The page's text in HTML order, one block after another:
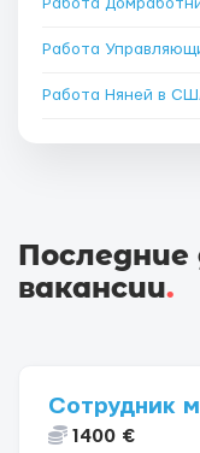
Работа
Работа
Работа Няней в
Последние
вакансии.
Сотрудник
1400 €